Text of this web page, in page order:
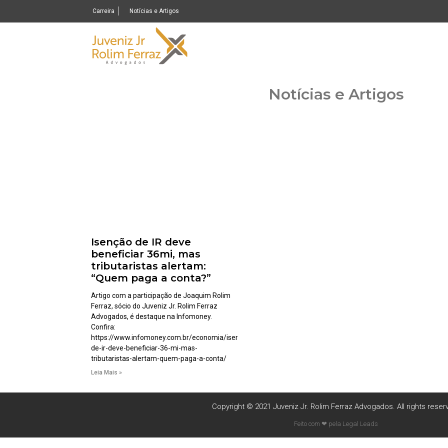
Carreira Notícias e Artigos
Notícias e Artigos
Isenção de IR deve
beneficiar 36mi, mas
tributaristas alertam:
“Quem paga a conta?”
Artigo com a participação de Joaquim Rolim
Ferraz, sócio do Juveniz Jr. Rolim Ferraz
Advogados, é destaque na Infomoney.
Confira:
https://www.infomoney.com.br/economia/isencao-
de-ir-deve-beneficiar-36-mi-mas-
tributaristas-alertam-quem-paga-a-conta/
Leia Mais »
Copyright © 2021 Juveniz Jr. Rolim Ferraz Advogados. All rights
Feito com ❤ pela Legal Leads